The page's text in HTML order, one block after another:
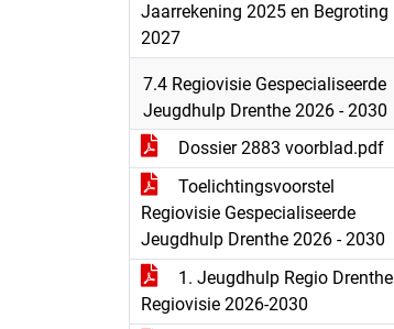
Jaarrekening 2025 en Begroting
2027
7.4 Regiovisie Gespecialiseerde
Jeugdhulp Drenthe 2026 - 2030
Dossier 2883 voorblad.pdf
Toelichtingsvoorstel
Regiovisie Gespecialiseerde
Jeugdhulp Drenthe 2026 - 2030
1. Jeugdhulp Regio Drenthe
Regiovisie 2026-2030